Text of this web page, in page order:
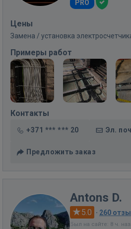
PRO
Цены
Замена / установка
Примеры работ
Контакты
+371 *** *** 20 Эл.
Предложить заказ
Antons D.
5.0 · 260
Был на сайте: 8 ч.